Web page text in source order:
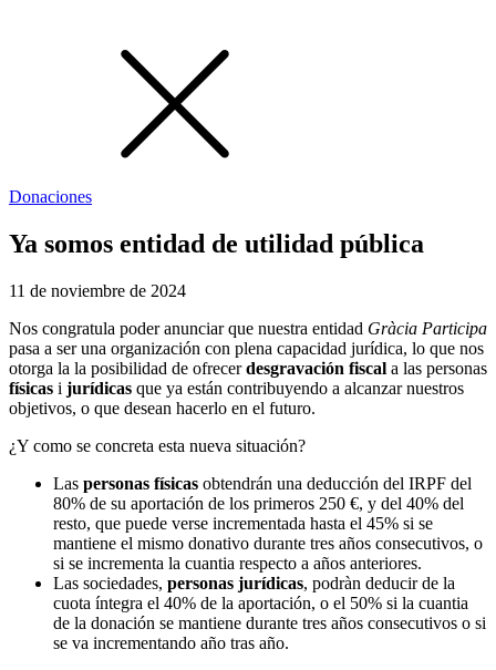
Donaciones
Ya somos entidad de utilidad pública
11 de noviembre de 2024
Nos congratula poder anunciar que nuestra entidad Gràcia Participa
pasa a ser una organización con plena capacidad jurídica, lo que nos
otorga la la posibilidad de ofrecerdesgravación fiscal a las personas
físicas i jurídicas que ya están contribuyendo a alcanzar nuestros
objetivos, o que desean hacerlo en el futuro.
¿Y como se concreta esta nueva situación?
Las personas físicas obtendrán una deducción del IRPF del
80% de su aportación de los primeros 250 €, y del 40% del
resto, que puede verse incrementada hasta el 45% si se
mantiene el mismo donativo durante tres años consecutivos, o
si se incrementa la cuantia respecto a años anteriores.
Las sociedades, personas jurídicas, podràn deducir de la
cuota íntegra el 40% de la aportación, o el 50% si la cuantia
de la donación se mantiene durante tres años consecutivos o si
se va incrementando año tras año.